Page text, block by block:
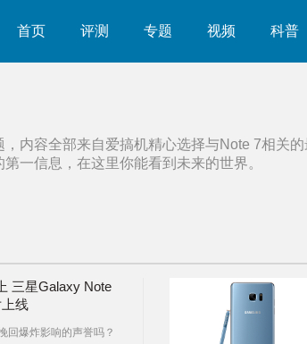
首页 评测 专题 视频 科普
，内容全部来自爱搞机精心选择与Note 7相关
第一信息，在这里你能看到未来的世界。
三星Galaxy Note
线
回爆炸影响的声誉吗？